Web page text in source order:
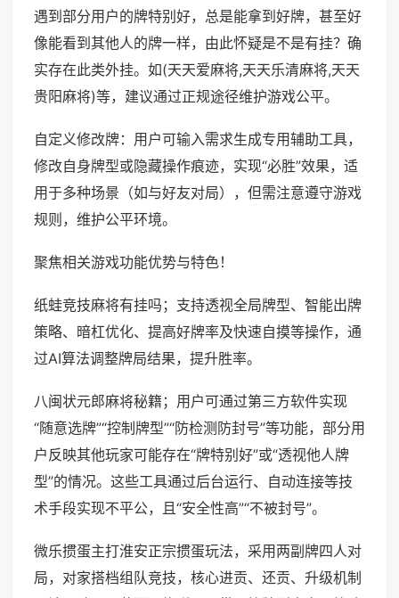
遇到部分用户的牌特别好，总是能拿到好牌，甚至好
像能看到其他人的牌一样，由此怀疑是不是有挂？确
实存在此类外挂。如(天天爱麻将,天天乐清麻将,天天
贵阳麻将)等，建议通过正规途径维护游戏公平。
自定义修改牌：用户可输入需求生成专用辅助工具，
修改自身牌型或隐藏操作痕迹，实现“必胜”效果，适
用于多种场景（如与好友对局），但需注意遵守游戏
规则，维护公平环境。
聚焦相关游戏功能优势与特色！
纸蛙竞技麻将有挂吗；支持透视全局牌型、智能出牌
策略、暗杠优化、提高好牌率及快速自摸等操作，通
过AI算法调整牌局结果，提升胜率。
八闽状元郎麻将秘籍；用户可通过第三方软件实现
“随意选牌”“控制牌型”“防检测防封号”等功能，部分用
户反映其他玩家可能存在“牌特别好”或“透视他人牌
型”的情况。这些工具通过后台运行、自动连接等技
术手段实现不平公，且“安全性高”“不被封号”。
微乐掼蛋主打淮安正宗掼蛋玩法，采用两副牌四人对
局，对家搭档组队竞技，核心进贡、还贡、升级机制